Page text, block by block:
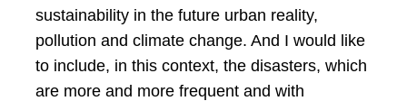
sustainability in the future urban reality,
pollution and climate change. And I would like
to include, in this context, the disasters, which
are more and more frequent and with